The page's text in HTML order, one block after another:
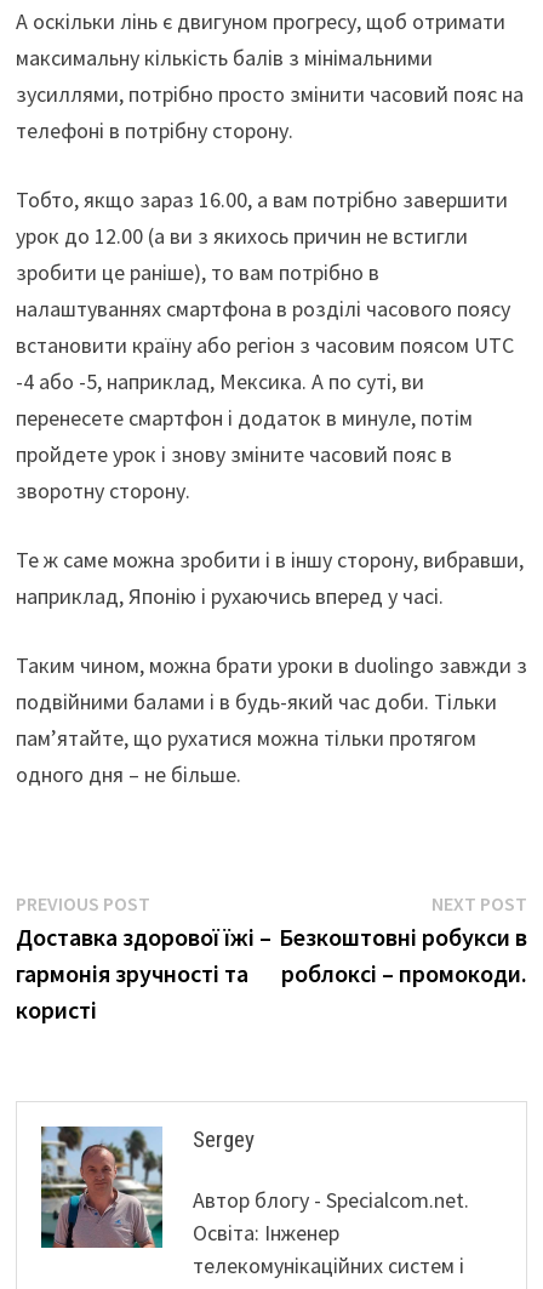
А оскільки лінь є двигуном прогресу, щоб отримати
максимальну кількість балів з мінімальними
зусиллями, потрібно просто змінити часовий пояс на
телефоні в потрібну сторону.
Тобто, якщо зараз 16.00, а вам потрібно завершити
урок до 12.00 (а ви з якихось причин не встигли
зробити це раніше), то вам потрібно в
налаштуваннях смартфона в розділі часового поясу
встановити країну або регіон з часовим поясом UTC
-4 або -5, наприклад, Мексика. А по суті, ви
перенесете смартфон і додаток в минуле, потім
пройдете урок і знову зміните часовий пояс в
зворотну сторону.
Те ж саме можна зробити і в іншу сторону, вибравши,
наприклад, Японію і рухаючись вперед у часі.
Таким чином, можна брати уроки в duolingo завжди з
подвійними балами і в будь-який час доби. Тільки
пам’ятайте, що рухатися можна тільки протягом
одного дня – не більше.
Навігація
записів
PREVIOUS POSTPrevious
post:
Доставка здорової їжі –
гармонія зручності та
користі
NEXT POST
Безкоштовні робукси в
роблоксі – промокоди.
Sergey
Автор блогу - Specialcom.net.
Освіта: Інженер
телекомунікаційних систем і